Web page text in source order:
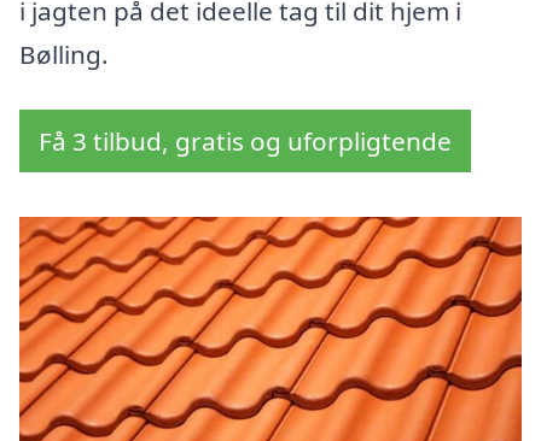
i jagten på det ideelle tag til dit hjem i
Bølling.
Få 3 tilbud, gratis og uforpligtende